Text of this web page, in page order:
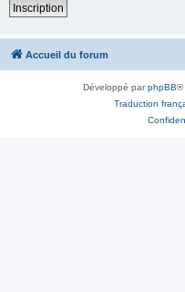
Inscription
Accueil du forum
Développé parphpBB®
Traduction